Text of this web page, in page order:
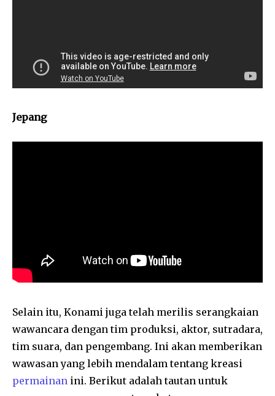
Jepang
Selain itu, Konami juga telah merilis serangkaian
wawancara dengan tim produksi, aktor, sutradara,
tim suara, dan pengembang. Ini akan memberikan
wawasan yang lebih mendalam tentang kreasi
permainan ini. Berikut adalah tautan untuk